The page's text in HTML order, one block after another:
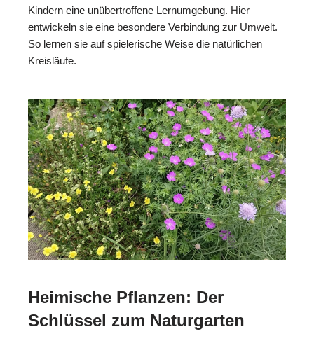
Kindern eine unübertroffene Lernumgebung. Hier
entwickeln sie eine besondere Verbindung zur Umwelt.
So lernen sie auf spielerische Weise die natürlichen
Kreisläufe.
Heimische Pflanzen: Der
Schlüssel zum Naturgarten